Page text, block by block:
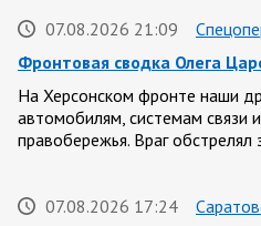
07.08.2026 21:09
Фронтовая сводка Олега
На Херсонском фронте наши
автомобилям, системам связи
правобережья. Враг обстрелял
07.08.2026 17:24